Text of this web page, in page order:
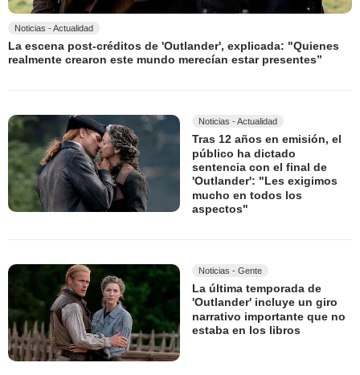
Noticias - Actualidad
La escena post-créditos de 'Outlander', explicada: "Quienes
realmente crearon este mundo merecían estar presentes”
Noticias - Actualidad
Tras 12 años en emisión, el
público ha dictado
sentencia con el final de
'Outlander': "Les exigimos
mucho en todos los
aspectos"
Noticias - Gente
La última temporada de
'Outlander' incluye un giro
narrativo importante que no
estaba en los libros